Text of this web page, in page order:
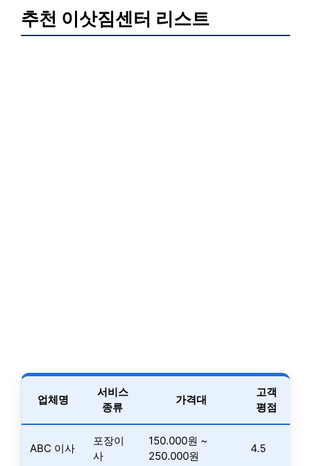
추천 이삿짐센터 리스트
업체명
서비스
종류
가격대
고객
평점
ABC 이사
포장이
사
150.000원 ~
250.000원
4.5